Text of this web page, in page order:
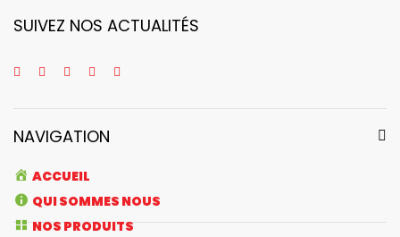
SUIVEZ NOS ACTUALITÉS
NAVIGATION
ACCUEIL
QUI SOMMES NOUS
NOS PRODUITS